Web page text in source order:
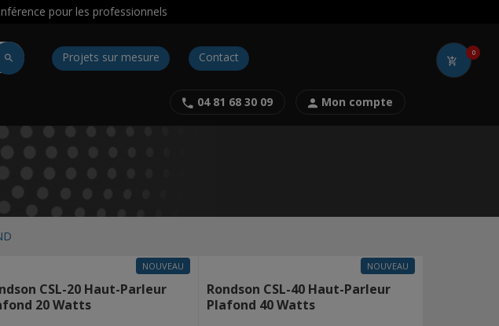
pour les professionnels
Projets sur mesure Contact 0
04 81 68 30 09 Mon compte
NOUVEAU
CSL-20 Haut-Parleur
20 Watts
NOUVEAU
Rondson CSL-40 Haut-Parleur
Plafond 40 Watts